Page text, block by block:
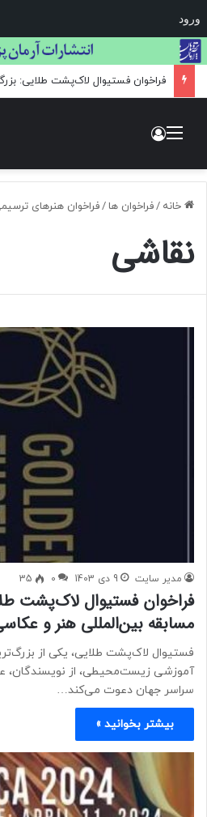
ورود
فراخوان عکاسی GLANZLICHTER
منو
خانه /فراخوان ها /فراخوان هنرهای
نقاشی
مدیر سایت 9 دی 1403 0
35
فراخوان فستیوال لاک‌پشت
مسابقه بین‌المللی هنر و
فستیوال لاک‌پشت طلایی، یکی از
آموزشی زیست‌محیطی، از نویسندگان،
سراسر جهان دعوت می‌کند…
بیشتر بخوانید »